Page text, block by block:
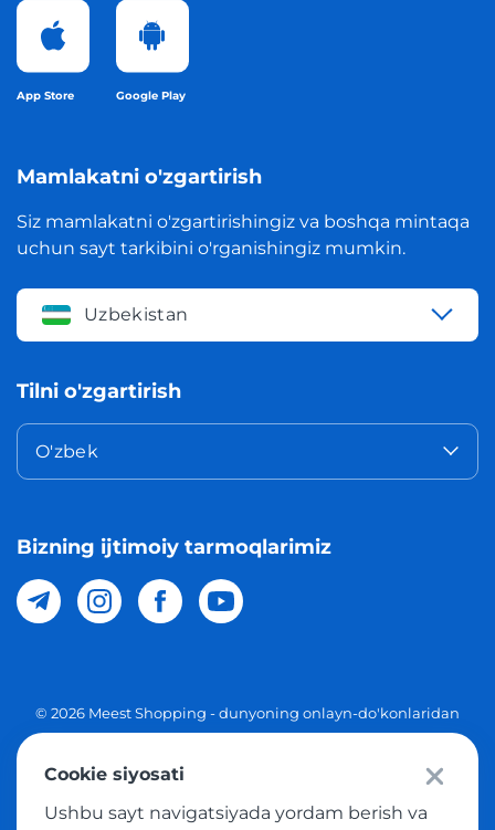
App Store Google Play
Mamlakatni o'zgartirish
Siz mamlakatni o'zgartirishingiz va boshqa mintaqa
uchun sayt tarkibini o'rganishingiz mumkin.
Uzbekistan
Tilni o'zgartirish
O'zbek
Bizning ijtimoiy tarmoqlarimiz
© 2026 Meest Shopping - dunyoning onlayn-do'konlaridan
Cookie siyosati
Ushbu sayt navigatsiyada yordam berish va